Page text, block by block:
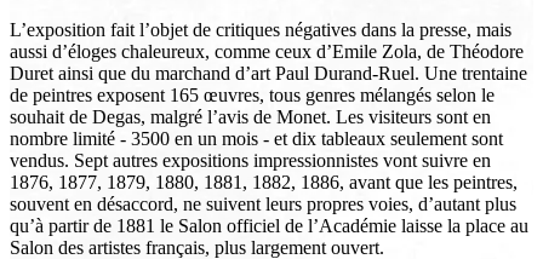
L’exposition fait l’objet de critiques négatives dans la presse, mais
aussi d’éloges chaleureux, comme ceux d’Emile Zola, de Théodore
Duret ainsi que du marchand d’art Paul Durand-Ruel. Une trentaine
de peintres exposent 165 œuvres, tous genres mélangés selon le
souhait de Degas, malgré l’avis de Monet. Les visiteurs sont en
nombre limité - 3500 en un mois - et dix tableaux seulement sont
vendus. Sept autres expositions impressionnistes vont suivre en
1876, 1877, 1879, 1880, 1881, 1882, 1886, avant que les peintres,
souvent en désaccord, ne suivent leurs propres voies, d’autant plus
qu’à partir de 1881 le Salon officiel de l’Académie laisse la place au
Salon des artistes français, plus largement ouvert.